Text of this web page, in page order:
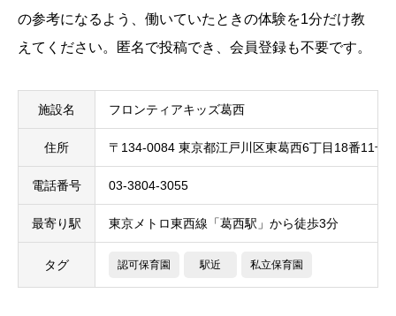
の参考になるよう、働いていたときの体験を1分だけ教
えてください。匿名で投稿でき、会員登録も不要です。
施設名 フロンティアキッズ葛西
住所 〒134-0084 東京都江戸川区東葛西6丁目18番11号
電話番号 03-3804-3055
最寄り駅 東京メトロ東西線「葛西駅」から徒歩3分
タグ 認可保育園 駅近 私立保育園